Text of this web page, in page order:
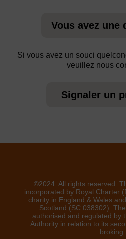
Vous avez une
Si vous avez un souci
veuillez nous
Signaler un
©2024. All rights reserved.
incorporated by Royal Charter
charity in England & Wales
Scotland (SC 038302).
authorised and regulated by
Authority in relation to its
broking.